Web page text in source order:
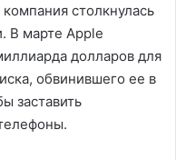
столкнулась
В марте Apple
долларов для
обвинившего ее в
заставить